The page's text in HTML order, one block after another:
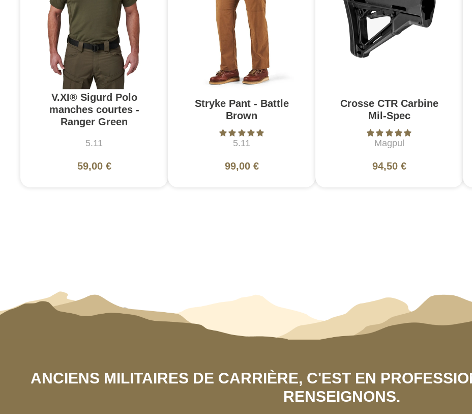
V.XI® Sigurd Polo
manches courtes -
Ranger Green
5.11
59,00 €
Stryke Pant - Battle
Brown
5.11
99,00 €
Crosse CTR Carbine
Mil-Spec
Magpul
94,50 €
ANCIENS MILITAIRES DE CARRIÈRE, C'EST EN
RENSEIGNONS.